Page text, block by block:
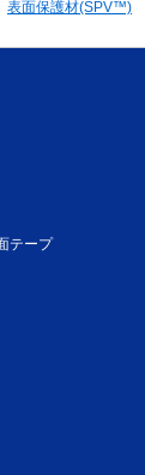
表面保護材(SPV™)
テープ